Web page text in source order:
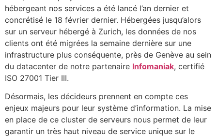
hébergeant nos services a été lancé l’an dernier et
concrétisé le 18 février dernier. Hébergées jusqu’alors
sur un serveur hébergé à Zurich, les données de nos
clients ont été migrées la semaine dernière sur une
infrastructure plus conséquente, près de Genève au sein
du datacenter de notre partenaire Infomaniak, certifié
ISO 27001 Tier III.
Désormais, les décideurs prennent en compte ces
enjeux majeurs pour leur système d’information. La mise
en place de ce cluster de serveurs nous permet de leur
garantir un très haut niveau de service unique sur le